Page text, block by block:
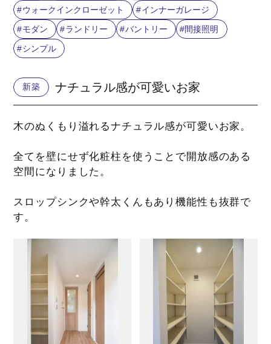
ウォークインクローゼット
インナーガレージ
モダン
ランドリー バントリー
間接照明
シンプル
新築 ナチュラル感が可愛いお家
木のぬくもり溢れるナチュラル感が可愛いお家。
全てを壁にせず化粧柱を使うことで開放感のある
空間になりました。
スロップシンクや幹太くんもあり機能性も抜群で
す。